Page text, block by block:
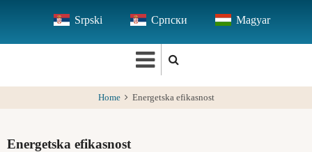
main
Srpski Српски Magyar
Home Energetska efikasnost
Energetska efikasnost